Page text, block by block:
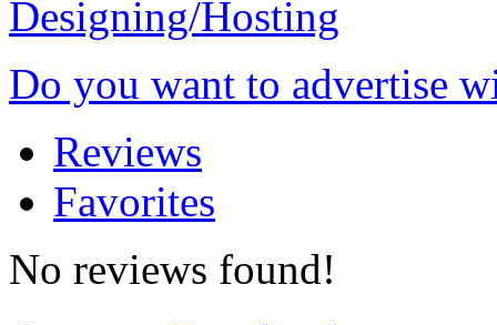
Do you want to advertise
Reviews
Favorites
No reviews found!